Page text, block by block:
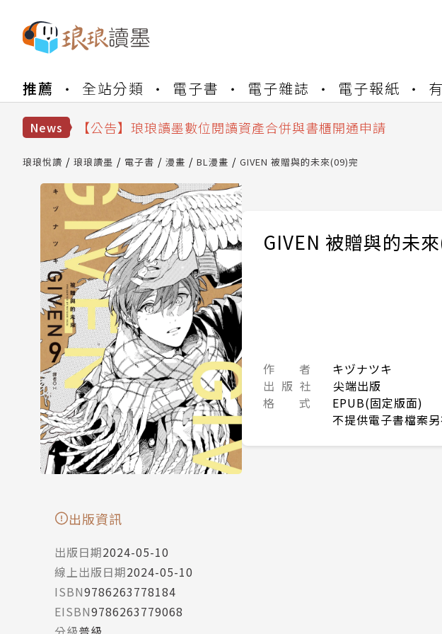
推薦 全站分類 電子書 電子雜誌 電子報紙
News
【公告】因 Readmoo 讀墨系統維護中，本站同步暫停部分閱
【公告】琅琅讀墨書櫃開通常見問題
【公告】琅琅書店服務升級重要說明及資產合併結果查詢
【公告】因 Readmoo 讀墨系統維護中，本站同步暫停部分閱
琅琅悅讀 琅琅讀墨 電子書 漫畫 BL漫畫 GIVEN 被贈與的未來(09)完
GIVEN 被贈與的未
作 者
キヅナツキ
出 版 社
尖端出版
格 式
EPUB(固定版面)
不提供電子書檔案
出版資訊
出版日期2024-05-10
線上出版日期2024-05-10
ISBN9786263778184
EISBN9786263779068